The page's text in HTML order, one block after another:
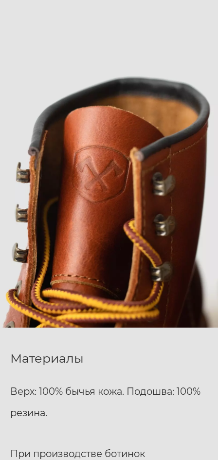
Материалы
Верх: 100% бычья кожа. Подошва: 100%
резина.
При производстве ботинок